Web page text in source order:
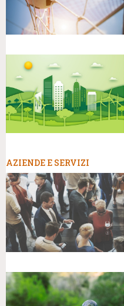
AZIENDE E SERVIZI